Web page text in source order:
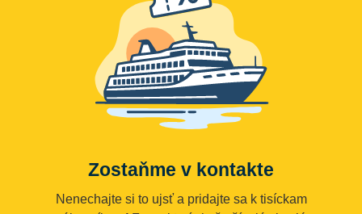
Zostaňme v kontakte
Nenechajte si to ujsť a pridajte sa k tisíckam